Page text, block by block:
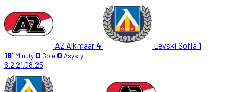
AZ Alkmaar 4 Levski Sofia 1
18' Minuty 0 Gole 0 Asysty
6.2 21.08.25